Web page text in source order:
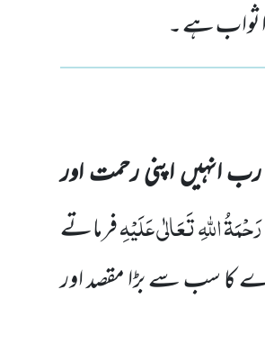
ثواب ہے ۔
انہیں اپنی رحمت اور
رَحْمَۃُ اللہِ تَعَالٰی عَلَیْہِفرماتے
کا سب سے بڑا مقصد اور